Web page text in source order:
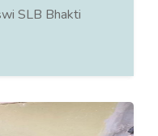
SLB Bhakti